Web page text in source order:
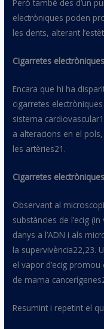
Però també des d’un
electròniques poden
les dents, alterant
Cigarretes
Encara que hi ha
cigarretes
sistema cardiovascular1
a alteracions en el
les artèries21 .
Cigarretes
Observant al
substàncies de l’ecig (in
danys a l’ADN i als
la supervivència22,23.
el vapor d’ecig promou
de mama
Resumint i repetint el